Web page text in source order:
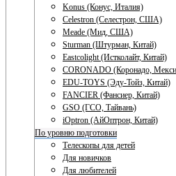
Konus (Конус, Италия)
Celestron (Селестрон, США)
Meade (Мид, США)
Sturman (Штурман, Китай)
Eastcolight (Истколайт, Китай)
CORONADO (Коронадо,
EDU-TOYS (Эду-Тойз, Китай)
FANCIER (Фансиер, Китай)
GSO (ГСО, Тайвань)
iOptron (АйОптрон, Китай)
По уровню подготовки
Телескопы для детей
Для новичков
Для любителей